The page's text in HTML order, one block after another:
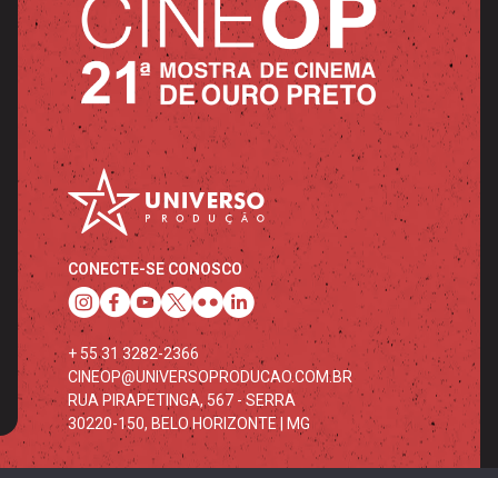
CONECTE-SE CONOSCO
+ 55 31 3282-2366
CINEOP@UNIVERSOPRODUCAO.COM.BR
RUA PIRAPETINGA, 567 - SERRA
30220-150, BELO HORIZONTE | MG